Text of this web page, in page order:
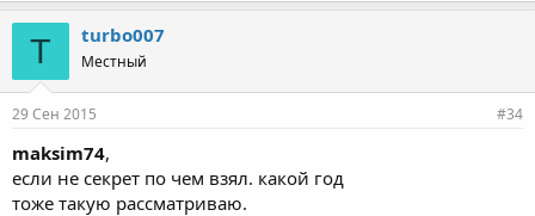
T turbo007
Местный
29 Сен 2015 #34
maksim74,
если не секрет по чем взял. какой год
тоже такую рассматриваю.